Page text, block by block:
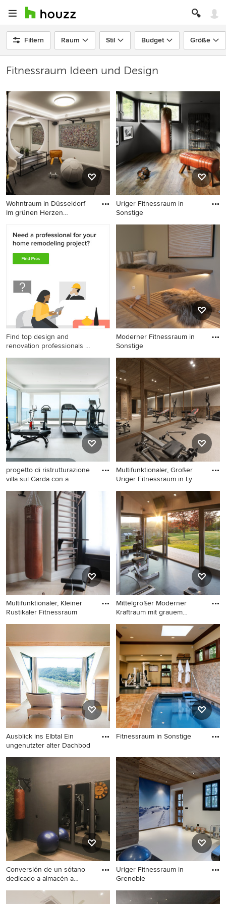
Filtern Raum Stil Budget Größe
Fitnessraum Ideen und Design
Wohntraum in Düsseldorf
Im grünen Herzen
Moderner Fitnessraum in
Düsseldorf
Uriger Fitnessraum in
Sonstige
Uriger Fitnessraum in
Find top design and
renovation professionals on
Moderner Fitnessraum in
Sonstige
Moderner Fitnessraum in
Sonstige
progetto di ristrutturazione
villa sul Garda con a
Multifunktionaler, Großer
Moderner Fitnessraum mit
weißer Wandfarbe und
weißem Boden in Mailand
Multifunktionaler, Großer
Uriger Fitnessraum in Ly
Multifunktionaler, Großer
Uriger Fitnessraum in Lyon
Multifunktionaler, Kleiner
Rustikaler Fitnessraum
Multifunktionaler, Kleiner
hellem Holzboden und
braunem Boden in Sonstige
Mittelgroßer Moderner
Kraftraum mit grauem
Mittelgroßer Moderner
Kraftraum mit grauem Boden
in Sonstige
Ausblick ins Elbtal Ein
ungenutzter alter Dachbod
Landhausstil Fitnessraum in
Dresden
Fitnessraum in Sonstige
Conversión de un sótano
dedicado a almacén a
Multifunktionaler, Kleiner
Uriger Fitnessraum in
Grenoble
Uriger Fitnessraum in